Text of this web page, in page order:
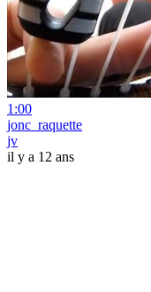
1:00
jonc_raquette
jv
il y a 12 ans